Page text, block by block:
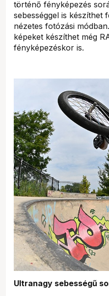
történő fényképezés
sebességgel is készíthet
nézetes fotózási
képeket készíthet még
fényképezéskor is.
Ultranagy sebességű